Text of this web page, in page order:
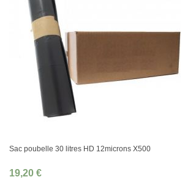
Sac poubelle 30 litres HD 12microns X500
19,20 €